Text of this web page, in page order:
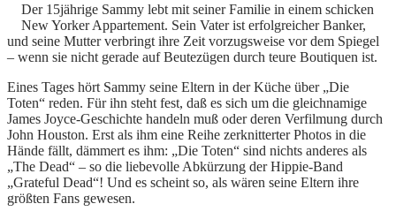
Der 15jährige Sammy lebt mit seiner Familie in einem schicken
New Yorker Appartement. Sein Vater ist erfolgreicher Banker,
und seine Mutter verbringt ihre Zeit vorzugsweise vor dem Spiegel
– wenn sie nicht gerade auf Beutezügen durch teure Boutiquen ist.
Eines Tages hört Sammy seine Eltern in der Küche über „Die
Toten“ reden. Für ihn steht fest, daß es sich um die gleichnamige
James Joyce-Geschichte handeln muß oder deren Verfilmung durch
John Houston. Erst als ihm eine Reihe zerknitterter Photos in die
Hände fällt, dämmert es ihm: „Die Toten“ sind nichts anderes als
„The Dead“ – so die liebevolle Abkürzung der Hippie-Band
„Grateful Dead“! Und es scheint so, als wären seine Eltern ihre
größten Fans gewesen.